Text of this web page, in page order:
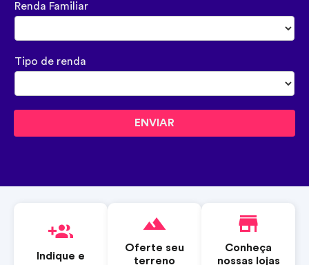
Renda Familiar
Tipo de renda
ENVIAR
Indique e
Oferte seu
terreno
Conheça
nossas lojas